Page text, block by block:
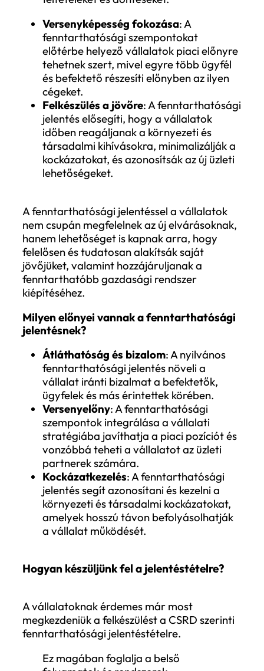
Miért szükséges a CSRD szerinti
A CSRD szerinti jelentés több
kiemelt jelentőséggel bír mind a
mind az érintettjeik számára.
Jogszabályi megfelelés: Az
való megfelelés elkerülhetetlen a
szabályozott piaci környezetben
vállalatok számára. Az előírások
működésének jogszerűségét és
stabilitását.
Átláthatóság növelése: Az ESG
szempontok átlátható
révén a vállalatok megbízhatóbb
partnerré, vonzóbb befektetési
célponttá válhatnak. Emellett a
hitelintézetek számára is kiemelten
fenntarthatósági kockázatok
befolyásolhatják a finanszírozási
feltételeket és döntéseket.
Versenyképesség fokozása
fenntarthatósági szempontokat
előtérbe helyező vállalatok piaci
tehetnek szert, mivel egyre több
és befektető részesíti előnyben az
cégeket.
Felkészülés a jövőre: A
jelentés elősegíti, hogy a vállalatok
társadalmi kihívásokra,
lehetőségeket.
A fenntarthatósági jelentéssel a
nem csupán megfelelnek az új